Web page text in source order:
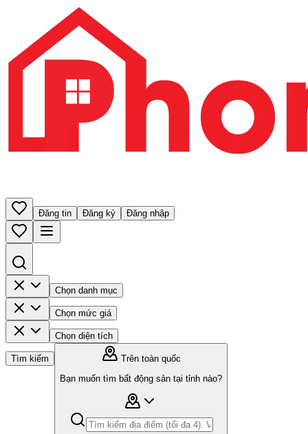
Đăng tin Đăng ký Đăng nhập
Chọn danh mục
Chọn mức giá
Chọn diện tích
Tìm kiếm
Trên toàn quốc
Bạn muốn tìm bất động sản tại tỉnh nào?